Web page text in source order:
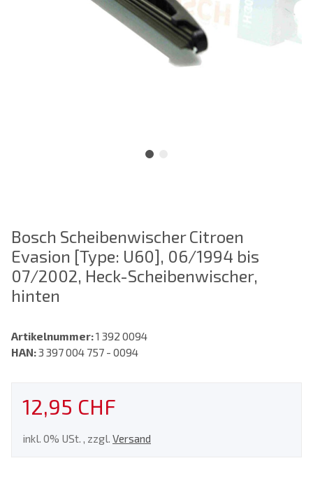
Bosch Scheibenwischer Citroen
Evasion [Type: U60], 06/1994 bis
07/2002, Heck-Scheibenwischer,
hinten
Artikelnummer:1 392 0094
HAN:3 397 004 757 - 0094
12,95 CHF
inkl. 0% USt. , zzgl. Versand